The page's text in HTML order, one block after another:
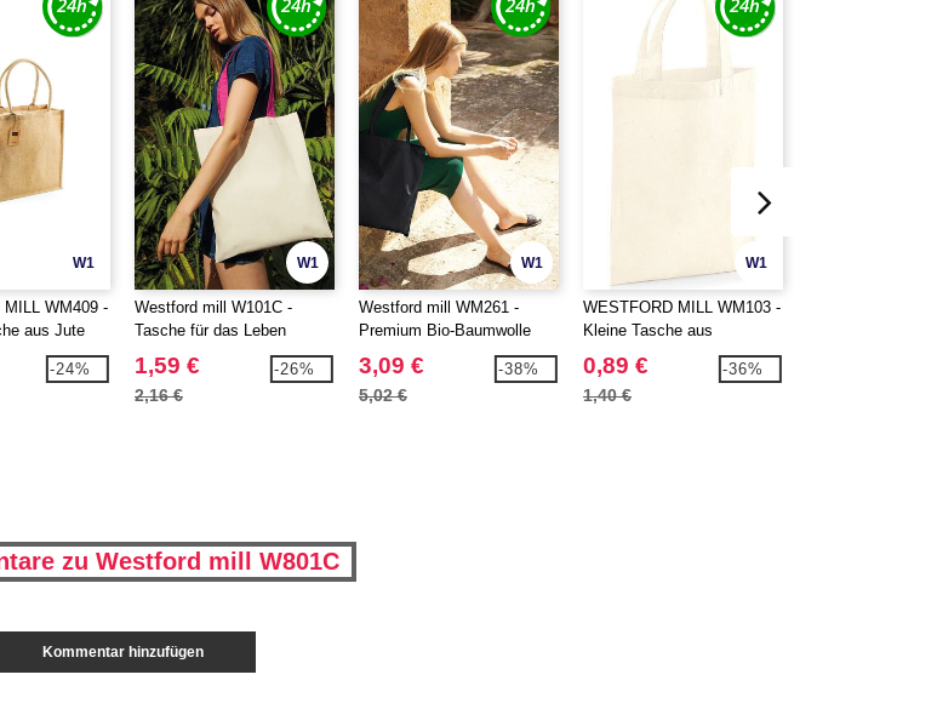
W1
WM409 -
aus Jute
-24%
W1
Westford mill W101C -
Tasche für das Leben
Kontrastgriffe
1,59 €
2,16 €
-26%
W1
Westford mill WM261 -
Premium Bio-Baumwolle
Tasche
3,09 €
5,02 €
-38%
W1
WESTFORD MILL WM103 -
Kleine Tasche aus
Baumwolle
0,89 €
1,40 €
-36%
zu Westford mill W801C
Kommentar hinzufügen